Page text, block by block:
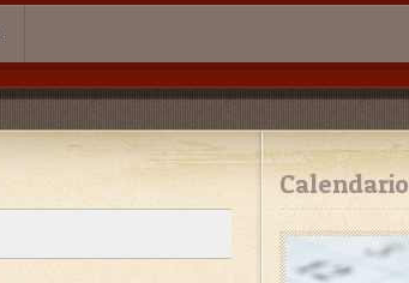
Calendario